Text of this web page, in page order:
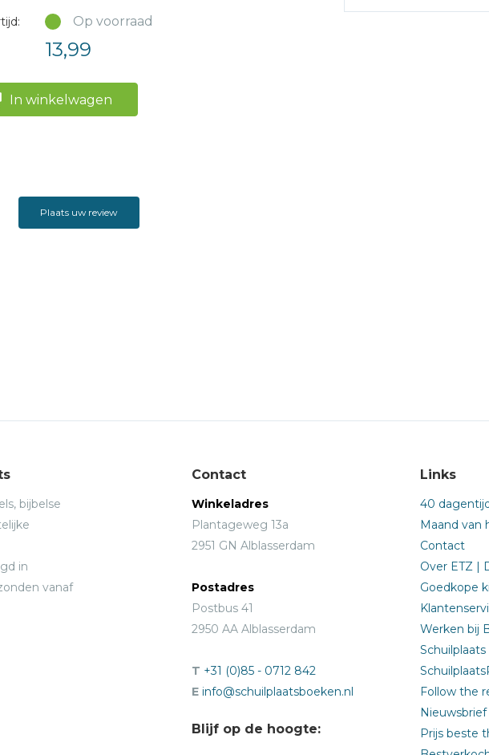
Op voorraad
13,99
In winkelwagen
Plaats uw review
bijbelse
in
vanaf
Contact
Winkeladres
Plantageweg 13a
2951 GN Alblasserdam
Postadres
Postbus 41
2950 AA Alblasserdam
T +31 (0)85 - 0712 842
E info@schuilplaatsboeken.nl
Blijf op de hoogte:
Links
40
Maand van
Contact
Over ETZ |
Goedkope
Werken bij
Schuilplaats
Follow the
Nieuwsbrief
Prijs beste